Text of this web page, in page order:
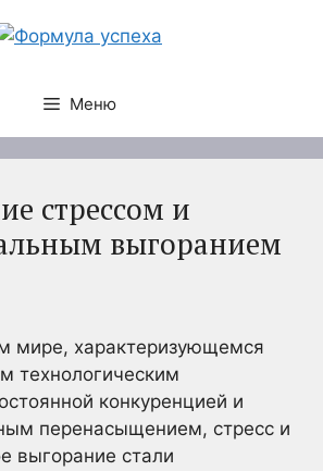
Меню
стрессом и
выгоранием
мире, характеризующемся
технологическим
конкуренцией и
перенасыщением, стресс и
выгорание стали